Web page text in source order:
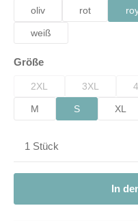
oliv rot
weiß
Größeauswählen
2XL 3XL
M S XL
Produkt Anzahl:
In